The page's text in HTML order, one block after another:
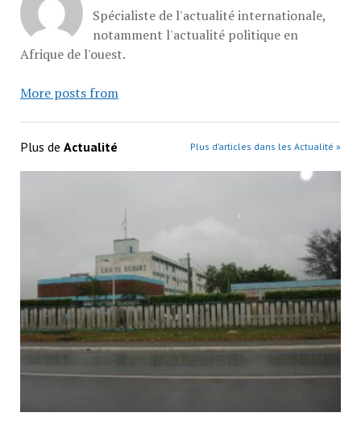
Spécialiste de l'actualité internationale,
notamment l'actualité politique en
Afrique de l'ouest.
More posts from
Plus de Actualité Plus d’articles dans les Actualité »